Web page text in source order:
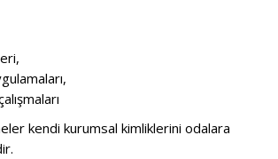
kendi kurumsal kimliklerini odalara